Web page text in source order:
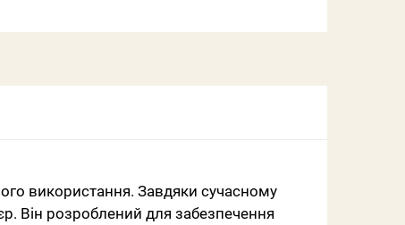
використання. Завдяки сучасному
Він розроблений для забезпечення